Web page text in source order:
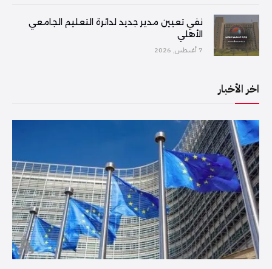
نفي تعيين مدير جديد لدائرة التعليم الجامعي
الأهلي
7 أغسطس, 2026
اخر الأخبار